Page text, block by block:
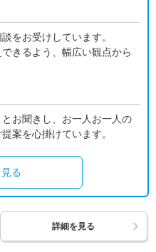
をお受けしています。
きるよう、幅広い観点から
お聞きし、お一人お一人の
案を心掛けています。
る
詳細を見る